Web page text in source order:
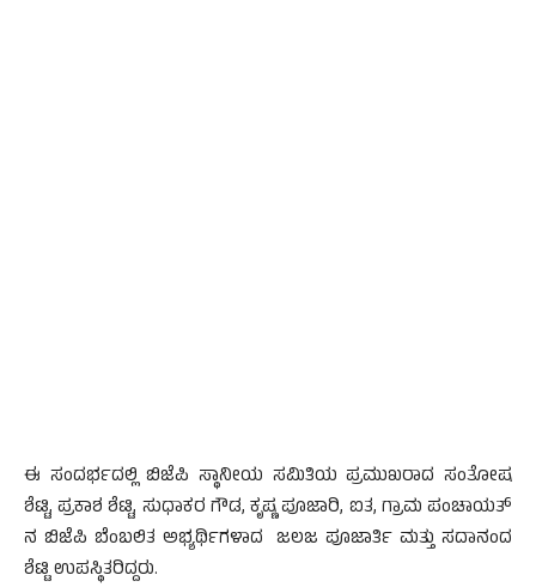
ಈ ಸಂದರ್ಭದಲ್ಲಿ ಬಿಜೆಪಿ ಸ್ಥಾನೀಯ ಸಮಿತಿಯ ಪ್ರಮುಖರಾದ ಸಂತೋಷ
ಶೆಟ್ಟಿ, ಪ್ರಕಾಶ ಶೆಟ್ಟಿ, ಸುಧಾಕರ ಗೌಡ, ಕೃಷ್ಣ ಪೂಜಾರಿ, ಐತ, ಗ್ರಾಮ ಪಂಚಾಯತ್
ನ ಬಿಜೆಪಿ ಬೆಂಬಲಿತ ಅಭ್ಯರ್ಥಿಗಳಾದ ಜಲಜ ಪೂಜಾರ್ತಿ ಮತ್ತು ಸದಾನಂದ
ಶೆಟ್ಟಿ ಉಪಸ್ಥಿತರಿದ್ದರು.